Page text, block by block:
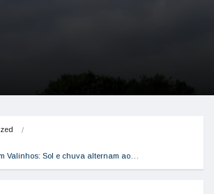
Valinhos: Sol e chuva alternam ao…